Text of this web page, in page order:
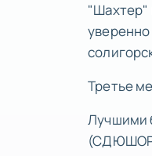
"Шахтер"
Третье
Лучшими
(СДЮШОР